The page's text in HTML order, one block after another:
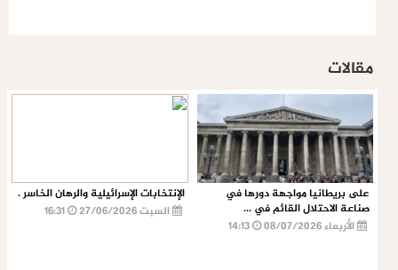
مقالات
على بريطانيا مواجهة دورها في
صناعة الاحتلال القائم في ...
الأربعاء 08/07/2026
14:13
الإنتخابات الإسرائيلية والرهان الخاسر .
السبت 27/06/2026
16:31